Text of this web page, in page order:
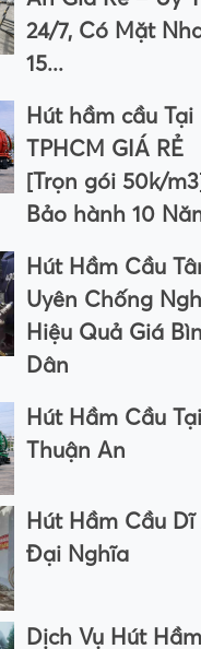
24/7, Có Mặt
15...
Hút hầm cầu Tại
TPHCM GIÁ RẺ
[Trọn gói 50k/m3]
Bảo hành 10
Hút Hầm Cầu
Uyên Chống
Hiệu Quả Giá
Dân
Hút Hầm Cầu Tại
Thuận An
Hút Hầm Cầu Dĩ
Đại Nghĩa
Dịch Vụ Hút Hầm